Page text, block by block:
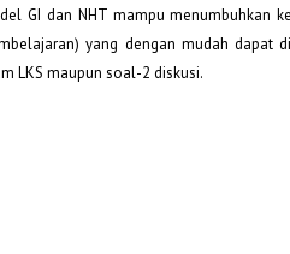
GI dan NHT mampu menumbuhkan
yang dengan mudah dapat
LKS maupun soal-2 diskusi.